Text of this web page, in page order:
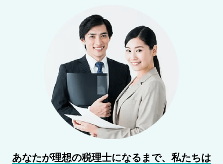
あなたが理想の税理士になるまで、 私たちは